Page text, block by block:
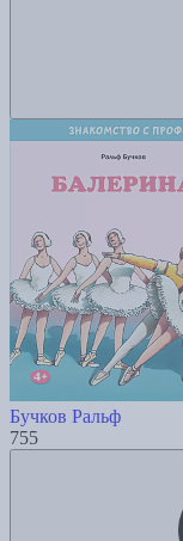
Бучков Ральф
755